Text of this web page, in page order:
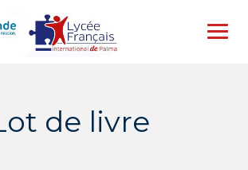
de livre